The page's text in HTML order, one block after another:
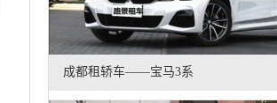
成都租轿车——宝马3系